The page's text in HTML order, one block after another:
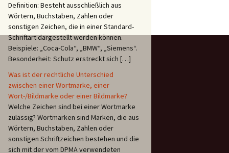
Definition: Besteht ausschließlich aus
Wörtern, Buchstaben, Zahlen oder
sonstigen Zeichen, die in einer Standard-
Schriftart dargestellt werden können.
Beispiele: „Coca-Cola“, „BMW“, „Siemens“.
Besonderheit: Schutz erstreckt sich […]
Was ist der rechtliche Unterschied
zwischen einer Wortmarke, einer
Wort-/Bildmarke oder einer Bildmarke?
Welche Zeichen sind bei einer Wortmarke
zulässig? Wortmarken sind Marken, die aus
Wörtern, Buchstaben, Zahlen oder
sonstigen Schriftzeichen bestehen und die
sich mit der vom DPMA verwendeten